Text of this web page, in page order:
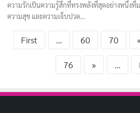
ความรักเป็นความรู้สึกที่ทรงพลังที่สุดอย่างหนึ่ง
ความสุข และความเจ็บปวด…
First ... 60 70
76 » ...